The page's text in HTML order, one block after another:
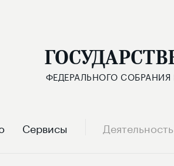
ФЕДЕРАЛЬНОГО
Сервисы Деятельность